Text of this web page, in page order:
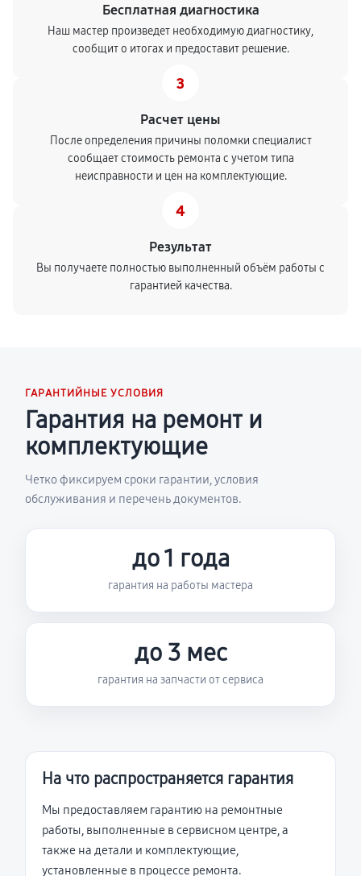
Бесплатная диагностика
Наш мастер произведет необходимую диагностику,
сообщит о итогах и предоставит решение.
3
Расчет цены
После определения причины поломки специалист
сообщает стоимость ремонта с учетом типа
неисправности и цен на комплектующие.
4
Результат
Вы получаете полностью выполненный объём работы с
гарантией качества.
ГАРАНТИЙНЫЕ УСЛОВИЯ
Гарантия на ремонт и
комплектующие
Четко фиксируем сроки гарантии, условия
обслуживания и перечень документов.
до 1 года
гарантия на работы мастера
до 3 мес
гарантия на запчасти от сервиса
На что распространяется гарантия
Мы предоставляем гарантию на ремонтные
работы, выполненные в сервисном центре, а
также на детали и комплектующие,
установленные в процессе ремонта.